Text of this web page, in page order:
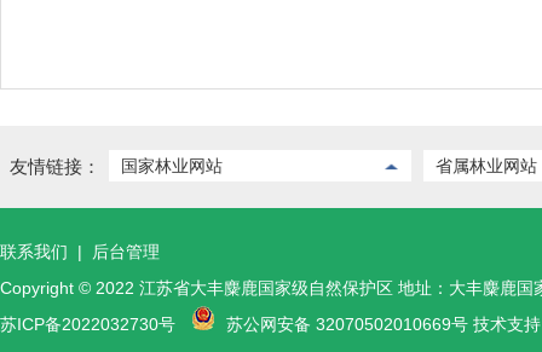
友情链接： 国家林业网站 省属林业网站
联系我们 |
后台管理
Copyright © 2022 江苏省大丰麋鹿国家级自然保护区 地址：大丰麋鹿
苏ICP备2022032730号
苏公网安备 32070502010669号 技术支